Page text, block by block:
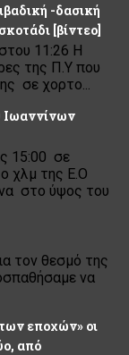
-δασική
[βίντεο]
11:26 Η
της Π.Υ που
σε χορτο...
Ιωαννίνων
15:00 σε
χλμ της Ε.Ο
στο ύψος του
τον θεσμό της
να
εποχών» οι
από